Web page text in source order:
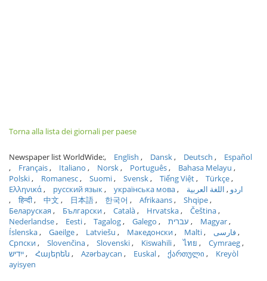
Torna alla lista dei giornali per paese
Newspaper list WorldWide: English Dansk Deutsch
Español
Français
Italiano Norsk Português
Bahasa Melayu
Polski
Romanesc Suomi Svensk Tiếng Việt
Türkçe
Ελληνικά
русский язык українська мова اردو
اللغة العربية
हिन्दी
中文 日本語 한국어 Afrikaans
Shqipe
Беларуская
Български Català Hrvatska
Čeština
Nederlandse
Eesti Tagalog Galego עברית
Magyar
Íslenska
Gaeilge Latviešu Македонски Malti
فارسی
Српски
Slovenčina Slovenski Kiswahili ไทย
Cymraeg
ייִדיש
Հայերեն Azərbaycan Euskal ქართული
Kreyòl
ayisyen